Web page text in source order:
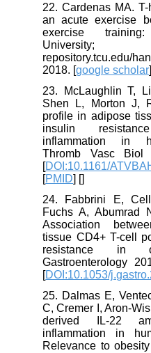
22. Cardenas MA.
an acute exercise
exercise
University;
repository.tcu.edu/
2018. [google scholar
23. McLaughlin T,
Shen L, Morton
profile in adipose
insulin
inflammation in
Thromb Vasc Biol
[DOI:10.1161/
[PMID] [
24. Fabbrini E,
Fuchs A,
Association
tissue CD4+ T-cell
resistance in
Gastroenterology
[DOI:10.1053/
25. Dalmas E,
C, Cremer I, Aron-
derived IL-22
inflammation in
Relevance to